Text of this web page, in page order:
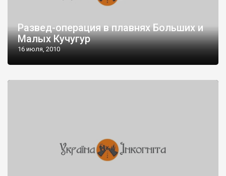
Развед-операция в плавнях Больших и
Малых Кучугур
16 июля, 2010